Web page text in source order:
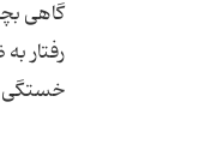
گاهی
رفتار
خستگی